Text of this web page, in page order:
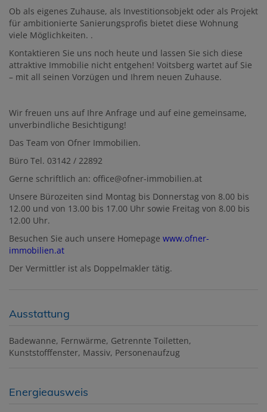
Ob als eigenes Zuhause, als Investitionsobjekt oder als Projekt
für ambitionierte Sanierungsprofis bietet diese Wohnung
viele Möglichkeiten. .
Kontaktieren Sie uns noch heute und lassen Sie sich diese
attraktive Immobilie nicht entgehen! Voitsberg wartet auf Sie
– mit all seinen Vorzügen und Ihrem neuen Zuhause.
Wir freuen uns auf Ihre Anfrage und auf eine gemeinsame,
unverbindliche Besichtigung!
Das Team von Ofner Immobilien.
Büro Tel. 03142 / 22892
Gerne schriftlich an: office@ofner-immobilien.at
Unsere Bürozeiten sind Montag bis Donnerstag von 8.00 bis
12.00 und von 13.00 bis 17.00 Uhr sowie Freitag von 8.00 bis
12.00 Uhr.
Besuchen Sie auch unsere Homepage www.ofner-
immobilien.at
Der Vermittler ist als Doppelmakler tätig.
Ausstattung
Badewanne Fernwärme Getrennte Toiletten
Kunststofffenster Massiv Personenaufzug
Energieausweis